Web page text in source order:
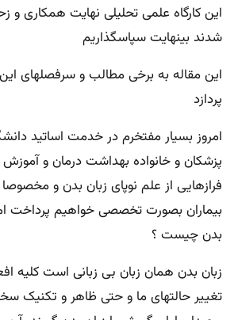
این کارگاه علمی تحلیلی نهایت همکاری و
شدند بینهایت سپاسگذاریم
این مقاله به برخی مطالب و سرفصلهای
پردازد
امروز بسیار مفتخرم در خدمت اساتید
پزشکان و خانواده بهداشت درمان و آموزش
فرازهایی از علم نوپای زبان بدن و
بیماران بصورت تخصصی خواهیم پرداخت
بدن چیست ؟
زبان بدن همان زبان بی زبانی است کلیه
تغییر حالتهای ما و حتی ظاهر و تکنیک